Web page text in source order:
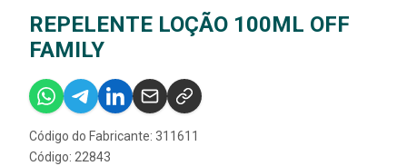
REPELENTE LOÇÃO 100ML OFF
FAMILY
Código do Fabricante: 311611
Código: 22843